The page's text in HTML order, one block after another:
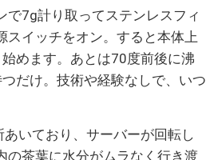
7g計り取ってステンレスフィ
スイッチをオン。すると本体上
めます。あとは70度前後に沸
だけ。技術や経験なしで、いつ
いており、サーバーが回転し
の茶葉に水分がムラなく行き渡